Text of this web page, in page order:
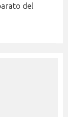
del